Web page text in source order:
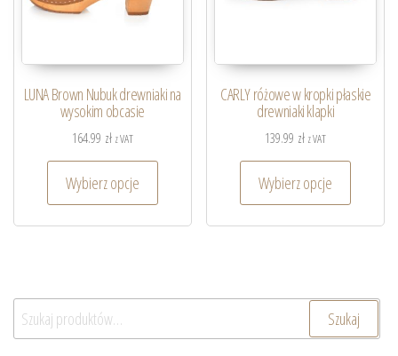
LUNA Brown Nubuk drewniaki na
wysokim obcasie
164.99 zł z VAT
Wybierz opcje
CARLY różowe w kropki płaskie
drewniaki klapki
139.99 zł z VAT
Wybierz opcje
Szukaj: Szukaj